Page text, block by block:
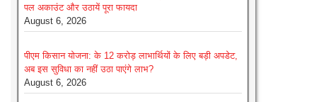
पल अकाउंट और उठायें पूरा फायदा
August 6, 2026
पीएम किसान योजना: के 12 करोड़ लाभार्थियों के लिए बड़ी अपडेट,
अब इस सुविधा का नहीं उठा पाएंगे लाभ?
August 6, 2026